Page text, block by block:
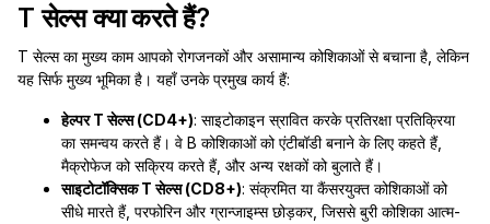
T सेल्स क्या करते हैं?
T सेल्स का मुख्य काम आपको रोगजनकों और असामान्य कोशिकाओं से बचाना है, लेकिन
यह सिर्फ मुख्य भूमिका है। यहाँ उनके प्रमुख कार्य हैं:
हेल्पर T सेल्स (CD4+): साइटोकाइन स्रावित करके प्रतिरक्षा प्रतिक्रिया
का समन्वय करते हैं। वे B कोशिकाओं को एंटीबॉडी बनाने के लिए कहते हैं,
मैक्रोफेज को सक्रिय करते हैं, और अन्य रक्षकों को बुलाते हैं।
साइटोटॉक्सिक T सेल्स (CD8+): संक्रमित या कैंसरयुक्त कोशिकाओं को
सीधे मारते हैं, परफोरिन और ग्रान्जाइम्स छोड़कर, जिससे बुरी कोशिका आत्म-